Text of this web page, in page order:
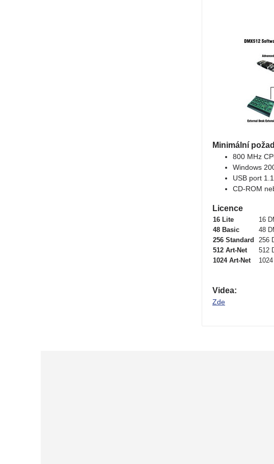
Minimální
800 MHz
Windows
USB port
CD-ROM
Licence
16 Lite
16
48 Basic
48
256 Standard
256
512 Art-Net
512
1024 Art-Net
Videa:
Zde